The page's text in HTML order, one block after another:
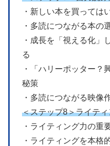
・新しい本を買っては
・多読につながる本の
・成長を「視える化」
る
・「ハリーポッター？
秘策
・多読につながる映像
＜ステップ8＞ライテ
・ライティング力の重
・ライティングを本格